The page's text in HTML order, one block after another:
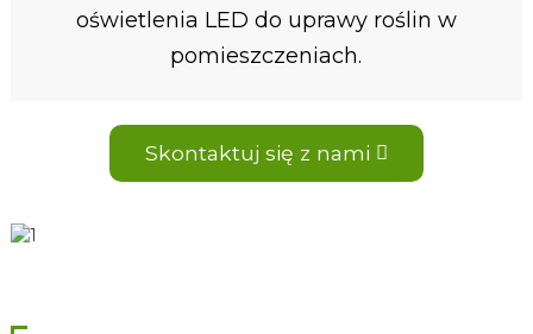
oświetlenia LED do uprawy roślin w
pomieszczeniach.
Skontaktuj się z nami